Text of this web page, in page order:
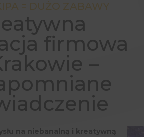
= DUŻO ZABAWY
firmowa
–
na niebanalną i kreatywną